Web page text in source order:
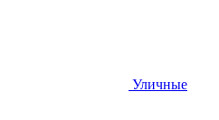
Уличные